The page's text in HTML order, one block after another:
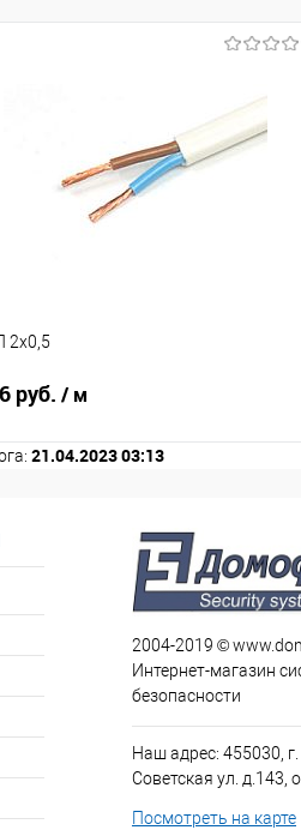
33
В избранное
2х0,5
руб. / м
21.04.2023 03:13
2004-2019 ©
Интернет-магазин
безопасности
Наш адрес: 455030,
Советская ул. д.143,
Посмотреть на карте